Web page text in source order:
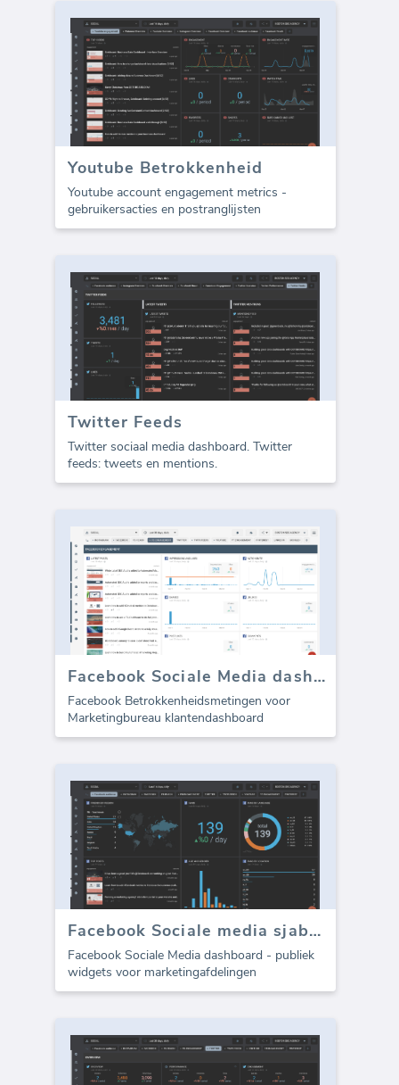
Youtube Betrokkenheid
Youtube account engagement metrics -
gebruikersacties en postranglijsten
Twitter Feeds
Twitter sociaal media dashboard. Twitter
feeds: tweets en mentions.
Facebook Sociale Media dashboard sjabloon - Betrokkenheid
Facebook Betrokkenheidsmetingen voor
Marketingbureau klantendashboard
Facebook Sociale media sjabloon - Doelgroepstatistieken
Facebook Sociale Media dashboard - publiek
widgets voor marketingafdelingen